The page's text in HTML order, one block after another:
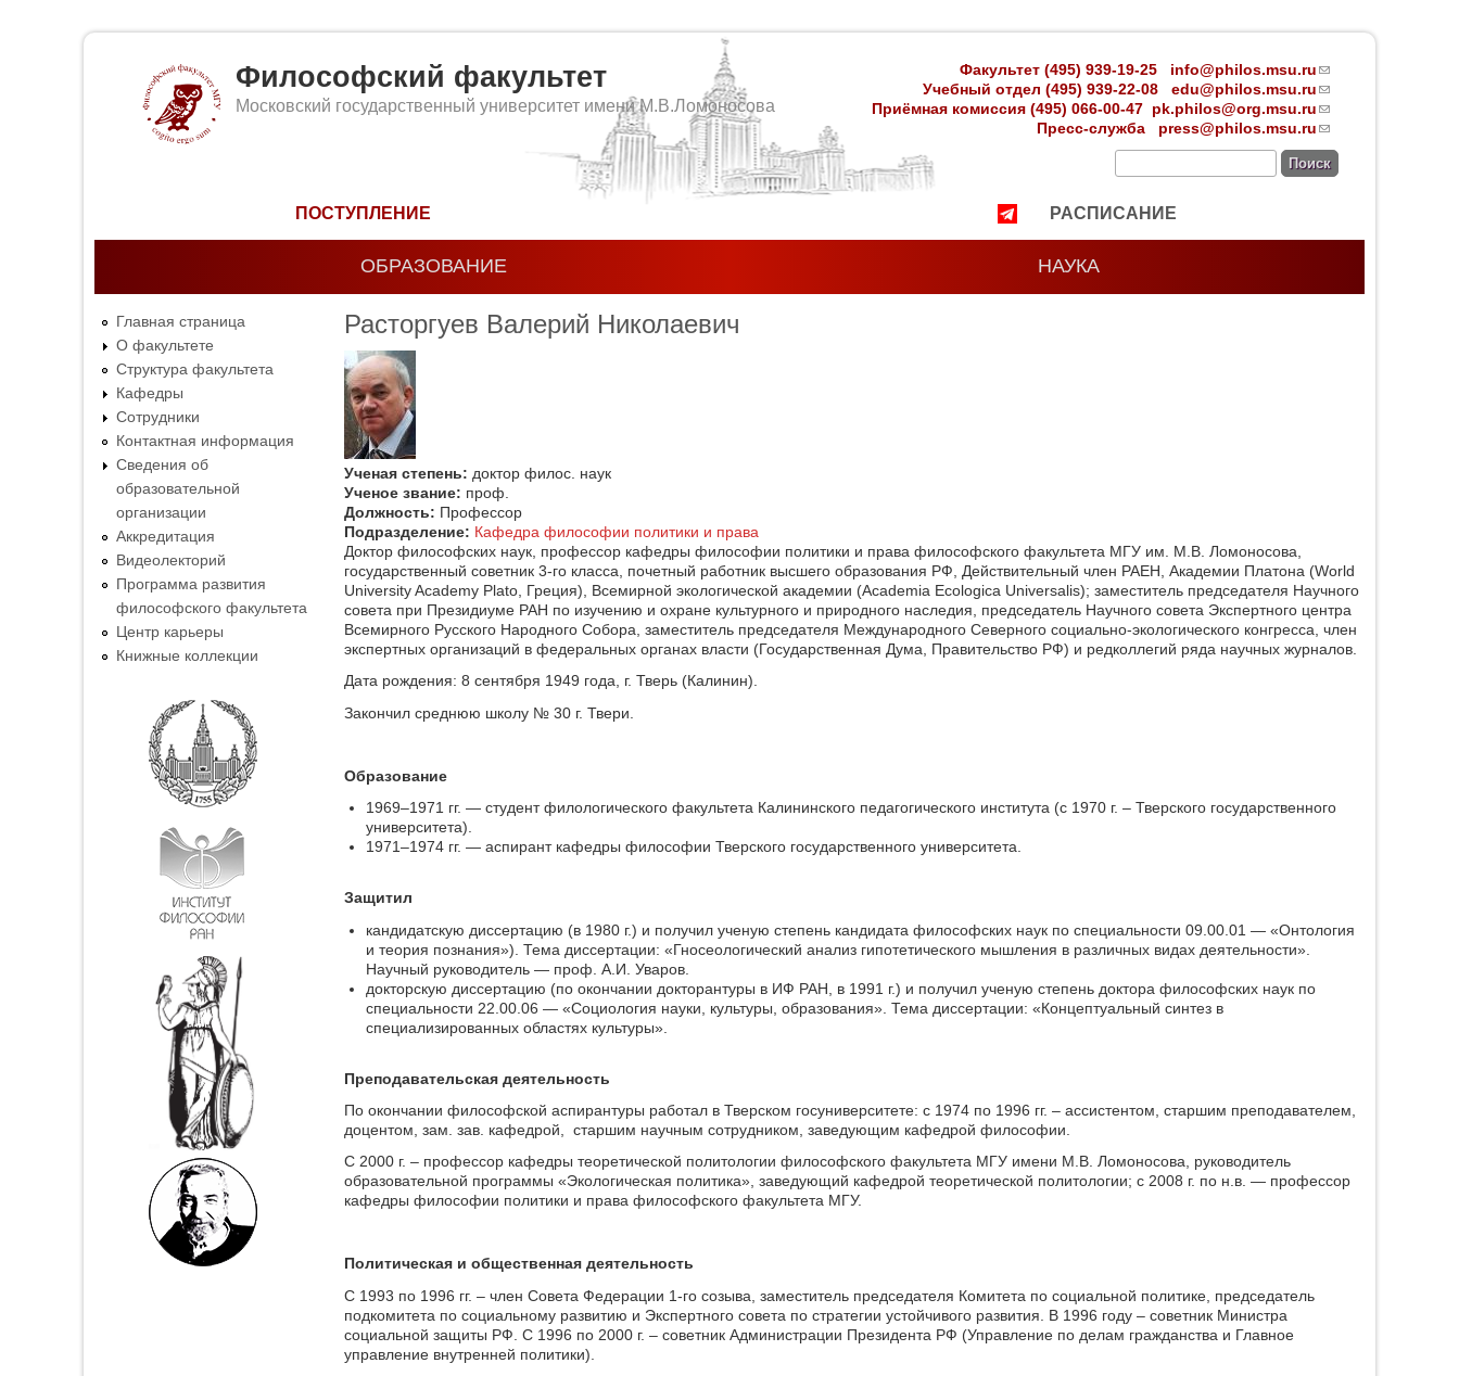
Философский факультет
Московский государственный университет имени М.В.Ломоносова
Факультет (495) 939-19-25 info@philos.msu.ru
e-mail)
Учебный отдел (495) 939-22-08 edu@philos.msu.ru
e-mail)
Приёмная комиссия (495) 066-00-47 pk.philos@org.msu.ru
e-mail)
Пресс-служба press@philos.msu.ru
sends
e-mail)
ПОСТУПЛЕНИЕ РАСПИСАНИЕ
ОБРАЗОВАНИЕ НАУКА
Главная страница
О факультете
Структура факультета
Кафедры
Сотрудники
Контактная информация
Сведения об
образовательной
организации
Аккредитация
Видеолекторий
Программа развития
философского факультета
Центр карьеры
Книжные коллекции
Расторгуев Валерий Николаевич
Ученая степень: доктор филос. наук
Ученое звание: проф.
Должность: Профессор
Подразделение: Кафедра философии политики и права
Доктор философских наук, профессор кафедры философии политики и права философского факультета МГУ им. М.В. Ломоносова,
государственный советник 3-го класса, почетный работник высшего образования РФ, Действительный член РАЕН, Академии Платона (World
University Academy Plato, Греция), Всемирной экологической академии (Academia Ecologica Universalis); заместитель председателя Научного
совета при Президиуме РАН по изучению и охране культурного и природного наследия, председатель Научного совета Экспертного центра
Всемирного Русского Народного Собора, заместитель председателя Международного Северного социально-экологического конгресса, член
экспертных организаций в федеральных органах власти (Государственная Дума, Правительство РФ) и редколлегий ряда научных журналов.
Дата рождения: 8 сентября 1949 года, г. Тверь (Калинин).
Закончил среднюю школу № 30 г. Твери.
Образование
1969–1971 гг. — студент филологического факультета Калининского педагогического института (с 1970 г. – Тверского государственного
университета).
1971–1974 гг. — аспирант кафедры философии Тверского государственного университета.
Защитил
кандидатскую диссертацию (в 1980 г.) и получил ученую степень кандидата философских наук по специальности 09.00.01 — «Онтология
и теория познания»). Тема диссертации: «Гносеологический анализ гипотетического мышления в различных видах деятельности».
Научный руководитель — проф. А.И. Уваров.
докторскую диссертацию (по окончании докторантуры в ИФ РАН, в 1991 г.) и получил ученую степень доктора философских наук по
специальности 22.00.06 — «Социология науки, культуры, образования». Тема диссертации: «Концептуальный синтез в
специализированных областях культуры».
Преподавательская деятельность
По окончании философской аспирантуры работал в Тверском госуниверситете: с 1974 по 1996 гг. – ассистентом, старшим преподавателем,
доцентом, зам. зав. кафедрой, старшим научным сотрудником, заведующим кафедрой философии.
С 2000 г. – профессор кафедры теоретической политологии философского факультета МГУ имени М.В. Ломоносова, руководитель
образовательной программы «Экологическая политика», заведующий кафедрой теоретической политологии; с 2008 г. по н.в. — профессор
кафедры философии политики и права философского факультета МГУ.
Политическая и общественная деятельность
С 1993 по 1996 гг. – член Совета Федерации 1-го созыва, заместитель председателя Комитета по социальной политике, председатель
подкомитета по социальному развитию и Экспертного совета по стратегии устойчивого развития. В 1996 году – советник Министра
социальной защиты РФ. С 1996 по 2000 г. – советник Администрации Президента РФ (Управление по делам гражданства и Главное
управление внутренней политики).